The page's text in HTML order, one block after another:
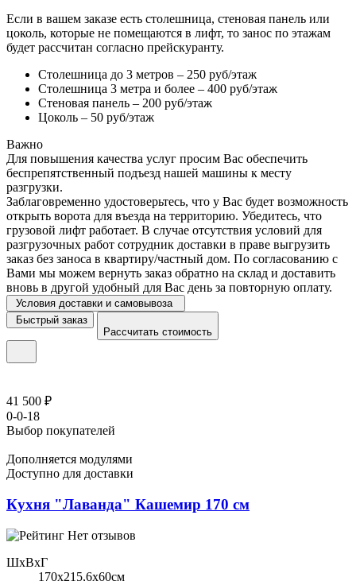
Если в вашем заказе есть столешница, стеновая панель или
цоколь, которые не помещаются в лифт, то занос по этажам
будет рассчитан согласно прейскуранту.
Столешница до 3 метров – 250 руб/этаж
Столешница 3 метра и более – 400 руб/этаж
Стеновая панель – 200 руб/этаж
Цоколь – 50 руб/этаж
Важно
Для повышения качества услуг просим Вас обеспечить
беспрепятственный подъезд нашей машины к месту
разгрузки.
Заблаговременно удостоверьтесь, что у Вас будет возможность
открыть ворота для въезда на территорию. Убедитесь, что
грузовой лифт работает. В случае отсутствия условий для
разгрузочных работ сотрудник доставки в праве выгрузить
заказ без заноса в квартиру/частный дом. По согласованию с
Вами мы можем вернуть заказ обратно на склад и доставить
вновь в другой удобный для Вас день за повторную оплату.
Условия доставки и самовывоза
Быстрый заказ
Рассчитать стоимость
41 500 ₽
0-0-18
Выбор покупателей
Дополняется модулями
Доступно для доставки
Кухня "Лаванда" Кашемир 170 см
Нет отзывов
ШхВхГ
170x215,6х60см